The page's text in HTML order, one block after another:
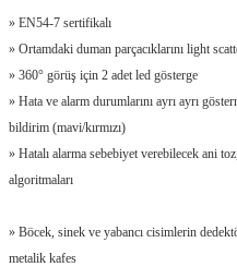
» EN54-7 sertifikalı
» Ortamdaki duman parçacıklarını light
» 360° görüş için 2 adet led gösterge
» Hata ve alarm durumlarını ayrı ayrı
bildirim (mavi/kırmızı)
» Hatalı alarma sebebiyet verebilecek ani
algoritmaları
» Böcek, sinek ve yabancı cisimlerin
metalik kafes